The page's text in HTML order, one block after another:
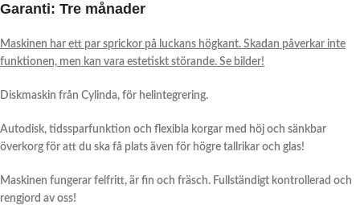
Garanti: Tre månader
Maskinen har ett par sprickor på luckans högkant. Skadan påverkar inte
funktionen, men kan vara estetiskt störande. Se bilder!
Diskmaskin från Cylinda, för helintegrering.
Autodisk, tidssparfunktion och flexibla korgar med höj och sänkbar
överkorg för att du ska få plats även för högre tallrikar och glas!
Maskinen fungerar felfritt, är fin och fräsch. Fullständigt kontrollerad och
rengjord av oss!